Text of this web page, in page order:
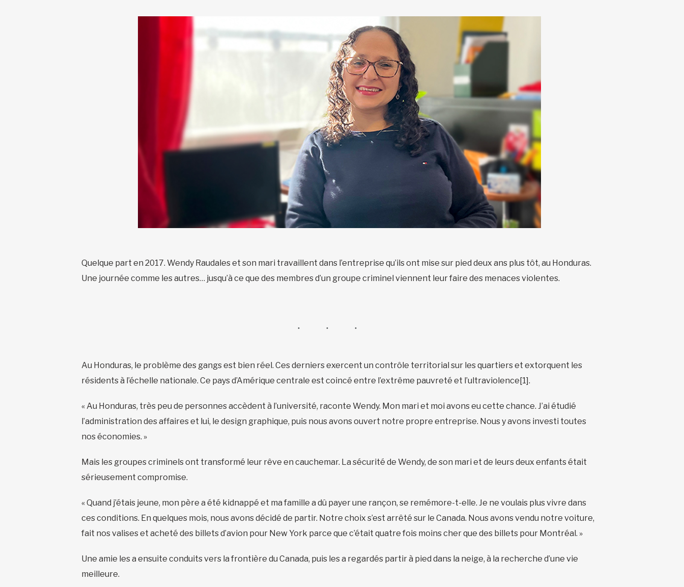
Quelque part en 2017. Wendy Raudales et son mari travaillent dans l’entreprise qu’ils ont mise sur pied deux ans plus tôt, au Honduras.
Une journée comme les autres… jusqu’à ce que des membres d’un groupe criminel viennent leur faire des menaces violentes.
Au Honduras, le problème des gangs est bien réel. Ces derniers exercent un contrôle territorial sur les quartiers et extorquent les
résidents à l’échelle nationale. Ce pays d’Amérique centrale est coincé entre l’extrême pauvreté et l’ultraviolence[1].
« Au Honduras, très peu de personnes accèdent à l’université, raconte Wendy. Mon mari et moi avons eu cette chance. J’ai étudié
l’administration des affaires et lui, le design graphique, puis nous avons ouvert notre propre entreprise. Nous y avons investi toutes
nos économies. »
Mais les groupes criminels ont transformé leur rêve en cauchemar. La sécurité de Wendy, de son mari et de leurs deux enfants était
sérieusement compromise.
« Quand j’étais jeune, mon père a été kidnappé et ma famille a dû payer une rançon, se remémore-t-elle. Je ne voulais plus vivre dans
ces conditions. En quelques mois, nous avons décidé de partir. Notre choix s’est arrêté sur le Canada. Nous avons vendu notre voiture,
fait nos valises et acheté des billets d’avion pour New York parce que c’était quatre fois moins cher que des billets pour Montréal. »
Une amie les a ensuite conduits vers la frontière du Canada, puis les a regardés partir à pied dans la neige, à la recherche d’une vie
meilleure.